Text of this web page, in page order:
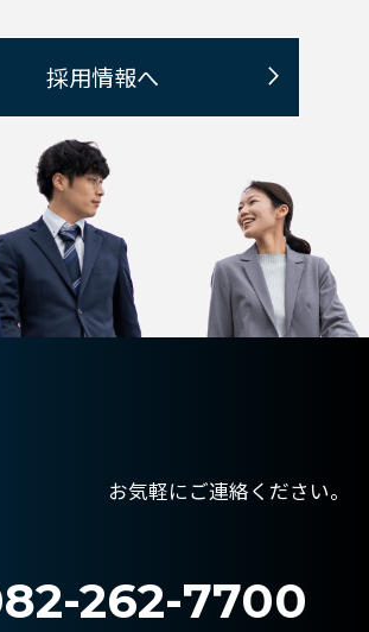
採用情報へ
お気軽にご連絡ください。
262-7700